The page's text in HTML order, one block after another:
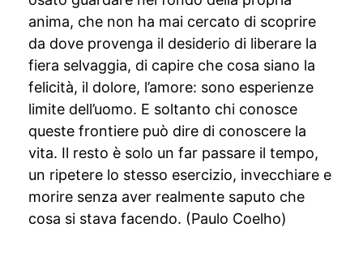
anima, che non ha mai cercato di scoprire
da dove provenga il desiderio di liberare la
fiera selvaggia, di capire che cosa siano la
felicità, il dolore, l’amore: sono esperienze
limite dell’uomo. E soltanto chi conosce
queste frontiere può dire di conoscere la
vita. Il resto è solo un far passare il tempo,
un ripetere lo stesso esercizio, invecchiare e
morire senza aver realmente saputo che
cosa si stava facendo. (Paulo Coelho)